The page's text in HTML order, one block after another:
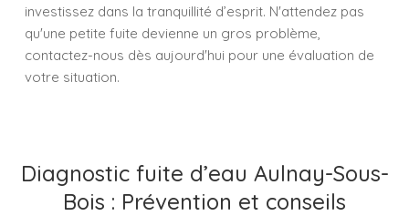
investissez dans la tranquillité d’esprit. N'attendez pas
qu'une petite fuite devienne un gros problème,
contactez-nous dès aujourd'hui pour une évaluation de
votre situation.
Diagnostic fuite d’eau Aulnay-Sous-
Bois : Prévention et conseils